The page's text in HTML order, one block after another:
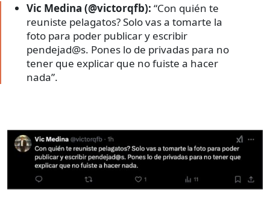
Vic Medina (@victorqfb): “Con quién te
reuniste pelagatos? Solo vas a tomarte la
foto para poder publicar y escribir
pendejad@s. Pones lo de privadas para no
tener que explicar que no fuiste a hacer
nada”.